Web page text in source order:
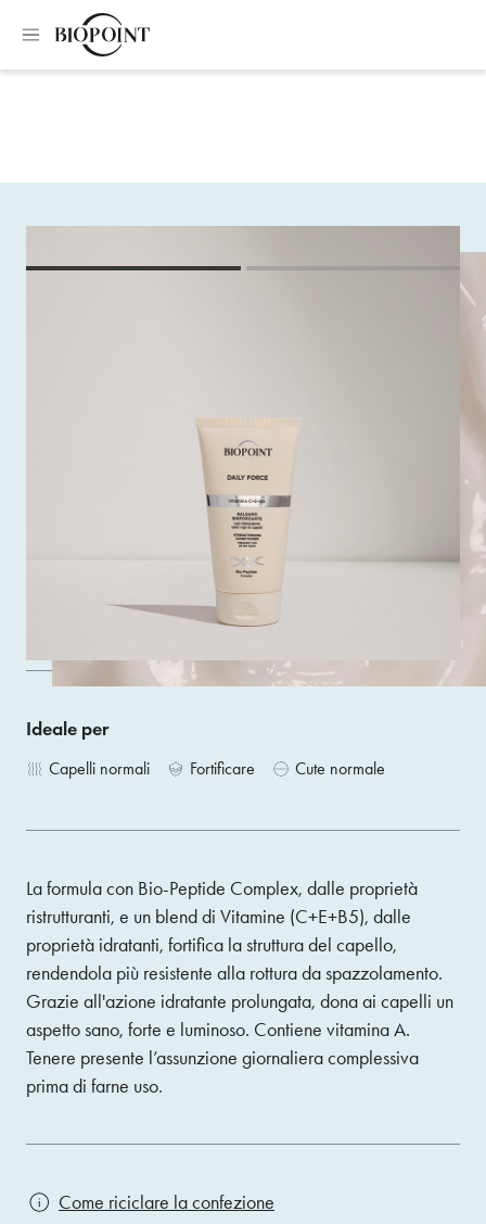
Texture leggera che condiziona, idrata e rinforza la fibra
capillare, diventando l'alleata ideale per i tutti i tipi di
capelli indeboliti dai lavaggi frequenti.
ACQUISTA
Ideale per
Capelli normali Fortificare Cute normale
La formula con Bio-Peptide Complex, dalle proprietà
ristrutturanti, e un blend di Vitamine (C+E+B5), dalle
proprietà idratanti, fortifica la struttura del capello,
rendendola più resistente alla rottura da spazzolamento.
Grazie all'azione idratante prolungata, dona ai capelli un
aspetto sano, forte e luminoso. Contiene vitamina A.
Tenere presente l’assunzione giornaliera complessiva
prima di farne uso.
Come riciclare la confezione